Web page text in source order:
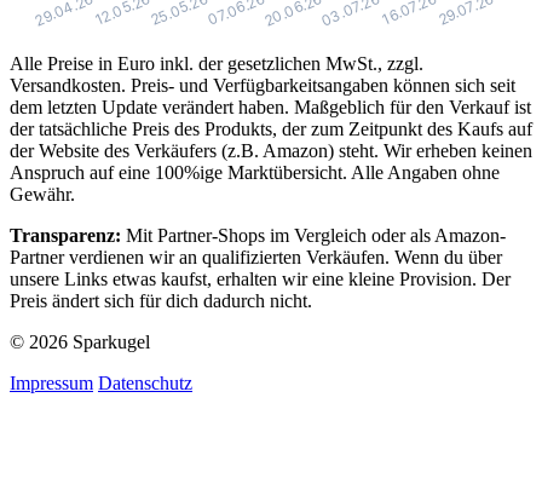
Alle Preise in Euro inkl. der gesetzlichen MwSt., zzgl.
Versandkosten. Preis- und Verfügbarkeitsangaben können sich seit
dem letzten Update verändert haben. Maßgeblich für den Verkauf ist
der tatsächliche Preis des Produkts, der zum Zeitpunkt des Kaufs auf
der Website des Verkäufers (z.B. Amazon) steht. Wir erheben keinen
Anspruch auf eine 100%ige Marktübersicht. Alle Angaben ohne
Gewähr.
Transparenz: Mit Partner-Shops im Vergleich oder als Amazon-
Partner verdienen wir an qualifizierten Verkäufen. Wenn du über
unsere Links etwas kaufst, erhalten wir eine kleine Provision. Der
Preis ändert sich für dich dadurch nicht.
© 2026 Sparkugel
Impressum Datenschutz